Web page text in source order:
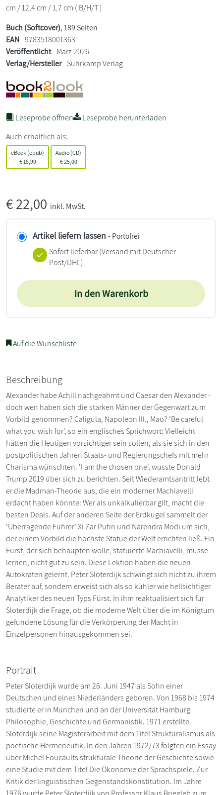
cm / 12,4 cm / 1,7 cm ( B/H/T )
Buch (Softcover), 189 Seiten
EAN 9783518001363
Veröffentlicht März 2026
Verlag/Hersteller Suhrkamp Verlag
Leseprobe öffnen
Leseprobe herunterladen
Auch erhältlich als:
eBook (epub)
€18,99
Audio (CD)
€25,00
€22,00 inkl. MwSt.
Artikel liefern lassen - Portofrei
Sofort lieferbar(Versand mit Deutscher
Post/DHL)
In den Warenkorb
Auf die Wunschliste
Beschreibung
Alexander habe Achill nachgeahmt und Caesar den Alexander -
doch wen haben sich die starken Männer der Gegenwart zum
Vorbild genommen? Caligula, Napoleon III., Mao? 'Be careful
what you wish for', so ein englisches Sprichwort: Vielleicht
hätten die Heutigen vorsichtiger sein sollen, als sie sich in den
postpolitischen Jahren Staats- und Regierungschefs mit mehr
Charisma wünschten. 'I am the chosen one', wusste Donald
Trump 2019 über sich zu berichten. Seit Wiederamtsantritt lebt
er die Madman-Theorie aus, die ein moderner Machiavelli
erdacht haben könnte: Wer als unkalkulierbar gilt, macht die
besten Deals. Auf der anderen Seite der Erdkugel sammelt der
'Überragende Führer' Xi Zar Putin und Narendra Modi um sich,
der einem Vorbild die höchste Statue der Welt errichten ließ. Ein
Fürst, der sich behaupten wolle, statuierte Machiavelli, müsse
lernen, nicht gut zu sein. Diese Lektion haben die neuen
Autokraten gelernt. Peter Sloterdijk schwingt sich nicht zu ihrem
Berater auf, sondern erweist sich als so kühler wie hellsichtiger
Analytiker des neuen Typs Fürst. In ihm reaktualisiert sich für
Sloterdijk die Frage, ob die moderne Welt über die im Königtum
gefundene Lösung für die Verkörperung der Macht in
Einzelpersonen hinausgekommen sei.
Portrait
Peter Sloterdijk wurde am 26. Juni 1947 als Sohn einer
Deutschen und eines Niederländers geboren. Von 1968 bis 1974
studierte er in München und an der Universität Hamburg
Philosophie, Geschichte und Germanistik. 1971 erstellte
Sloterdijk seine Magisterarbeit mit dem Titel Strukturalismus als
poetische Hermeneutik. In den Jahren 1972/73 folgten ein Essay
über Michel Foucaults strukturale Theorie der Geschichte sowie
eine Studie mit dem Titel Die Ökonomie der Sprachspiele. Zur
Kritik der linguistischen Gegenstandskonstitution. Im Jahre